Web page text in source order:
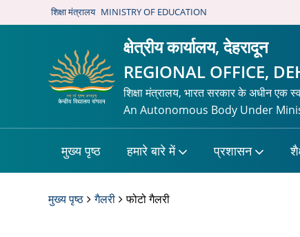
शिक्षा मंत्रालय MINISTRY OF EDUCATION
क्षेत्रीय कार्यालय, देहरादून
REGIONAL OFFICE,
शिक्षा मंत्रालय, भारत सरकार के अधीन एक
An Autonomous Body Under
मुख्य पृष्ठ हमारे बारे में प्रशासन
मुख्य पृष्ठ गैलरी फोटो गैलरी